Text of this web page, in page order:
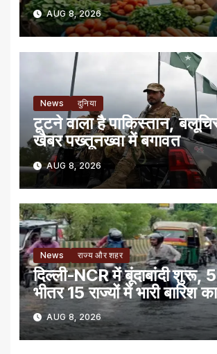
AUG 8, 2026
News दुनिया
टूटने वाला है पाकिस्तान,
खैबर पख्तूनख्वा में बगावत
AUG 8, 2026
News राज्य और शहर
दिल्ली-NCR में बूंदाबांदी शुरू,
भीतर 15 राज्यों में भारी बारिश
AUG 8, 2026